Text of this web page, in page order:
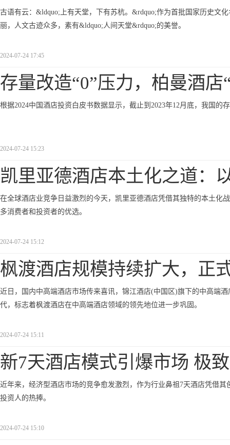
古语有云：&ldquo;上有天堂，下有苏杭。&rdquo;作为首批国家历史文
丽，人文古迹众多，素有&ldquo;人间天堂&rdquo;的美誉。
2024-07-24 17:45
存量改造“0”压力，柏曼酒店
根据2024中国酒店投资白皮书数据显示，截止到2023年12月底，我国
2024-07-24 15:23
凯里亚德酒店本土化之道：
在全球酒店业竞争日益激烈的今天，凯里亚德酒店凭借其独特的本土化
多消费者和投资者的优选。
2024-07-24 15:12
枫渡酒店规模持续扩大，正
近日，国内中高端酒店市场传来喜讯，锦江酒店(中国区)旗下的中高端
代，标志着枫渡酒店在中高端酒店领域的领先地位进一步巩固。
2024-07-24 15:11
新7天酒店模式引爆市场 极
近年来，经济型酒店市场的竞争愈发激烈，作为行业鼻祖7天酒店凭借
投资人的热捧。
2024-07-24 15:10